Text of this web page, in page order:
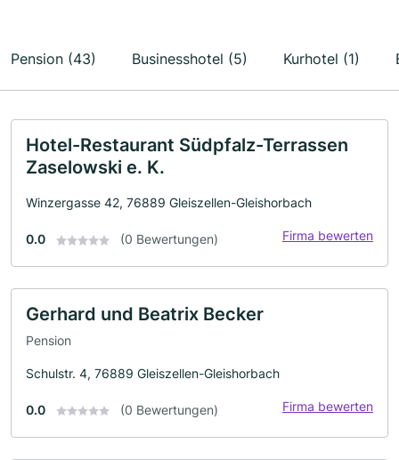
Pension (43) Businesshotel (5) Kurhotel (1)
Hotel-Restaurant Südpfalz-Terrassen
Zaselowski e. K.
Winzergasse 42, 76889 Gleiszellen-Gleishorbach
0.0 (0 Bewertungen) Firma bewerten
Gerhard und Beatrix Becker
Pension
Schulstr. 4, 76889 Gleiszellen-Gleishorbach
0.0 (0 Bewertungen) Firma bewerten